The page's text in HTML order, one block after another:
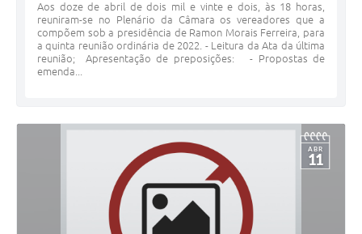
Aos doze de abril de dois mil e vinte e dois, às 18 horas,
reuniram-se no Plenário da Câmara os vereadores que a
compõem sob a presidência de Ramon Morais Ferreira, para
a quinta reunião ordinária de 2022. - Leitura da Ata da última
reunião; Apresentação de preposições: - Propostas de
emenda...
ABR
11